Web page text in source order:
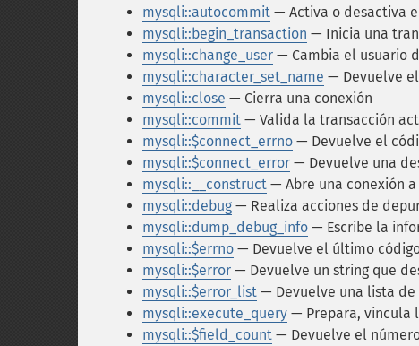
mysqli::autocommit — Activa o desactiva
mysqli::begin_transaction — Inicia una
mysqli::change_user — Cambia el usuario
mysqli::character_set_name — Devuelve
mysqli::close — Cierra una conexión
mysqli::commit — Valida la transacción
mysqli::$connect_errno — Devuelve el
mysqli::$connect_error — Devuelve una
mysqli::__construct — Abre una conexión
mysqli::debug — Realiza acciones de
mysqli::dump_debug_info — Escribe la
mysqli::$errno — Devuelve el último
mysqli::$error — Devuelve un string que
mysqli::$error_list — Devuelve una lista
mysqli::execute_query — Prepara, vincula
mysqli::$field_count — Devuelve el